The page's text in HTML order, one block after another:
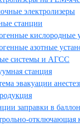
электролизеры
станции
кислородные
азотные
системы и АГСС
станция
эвакуации
заправки в
отключающая